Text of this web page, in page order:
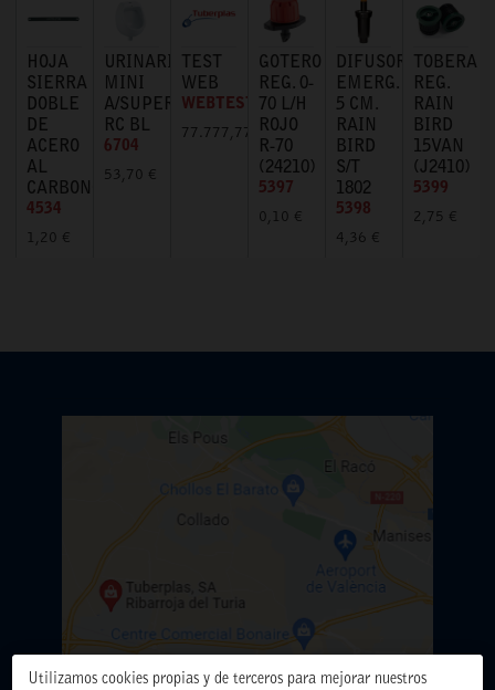
HOJA
SIERRA
DOBLE
DE
ACERO
AL
CARBONO
4534
1,20 €
URINARIO
MINI
A/SUPERIOR
RC BL
6704
53,70 €
TEST
WEB
WEBTEST
77.777,77 €
GOTERO
REG. 0-
70 L/H
ROJO
R-70
(24210)
5397
0,10 €
DIFUSOR
EMERG.
5 CM.
RAIN
BIRD
S/T
1802
5398
4,36 €
TOBERA
REG.
RAIN
BIRD
15VAN
(J2410)
5399
2,75 €
Utilizamos cookies propias y de terceros para mejorar nuestros